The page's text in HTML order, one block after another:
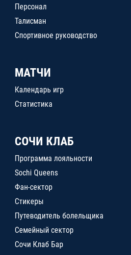
Персонал
Талисман
Спортивное руководство
МАТЧИ
Календарь игр
Статистика
СОЧИ КЛАБ
Программа лояльности
Sochi Queens
Фан-сектор
Стикеры
Путеводитель болельщика
Семейный сектор
Сочи Клаб Бар